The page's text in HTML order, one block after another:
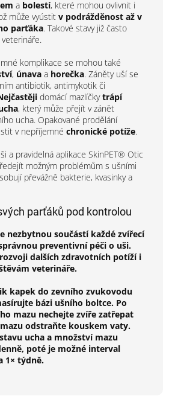
a bolestí, které mohou ovlivnit i
může vyústit v podrážděnost až v
parťáka. Takové stavy již často
komplikace se mohou také
, únava a horečka. Záněty uší se
antibiotik, antimykotik či
domácí mazlíčky trápí
, který může přejít v zánět
ucha. Opakované prodělání
v nepříjemné chronické potíže.
a pravidelná aplikace SkinPET® Otic
možným problémům s ušními
převážně bakterie, kvasinky a
parťáků pod kontrolou
nezbytnou součástí každé zvířecí
preventivní péči o uši.
dalších zdravotních potíží i
veterináře.
kapek do zevního zvukovodu
bázi ušního boltce. Po
mazu nechejte zvíře zatřepat
odstraňte kouskem vaty.
ucha a množství mazu
poté je možné interval
1× týdně.